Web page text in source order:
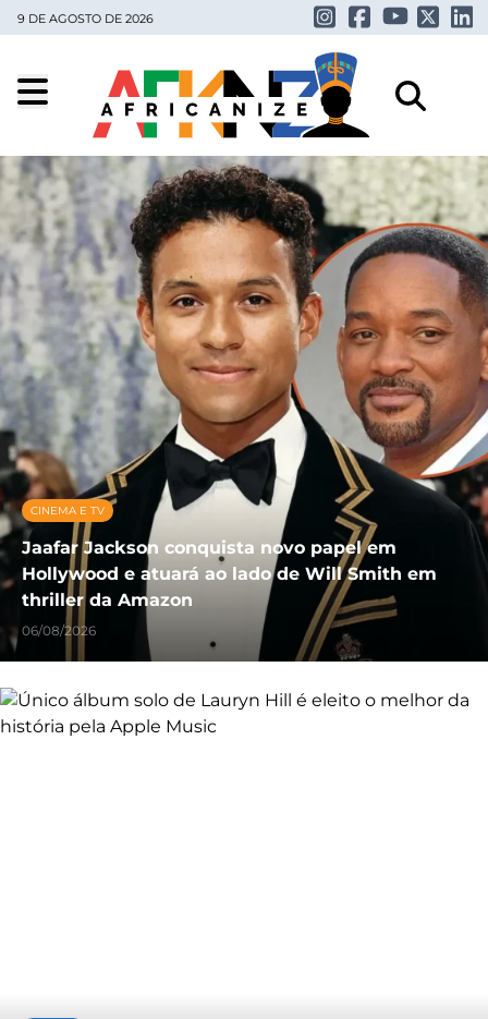
9 DE AGOSTO DE 2026
CINEMA E TV
Jaafar Jackson conquista novo papel em
Hollywood e atuará ao lado de Will Smith em
thriller da Amazon
06/08/2026